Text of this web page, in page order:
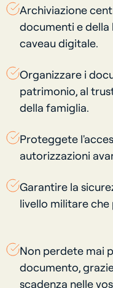
Archiviazione
documenti e
caveau digitale.
Organizzare i
patrimonio, al
della famiglia.
Proteggete
autorizzazioni
Garantire la
livello militare
Non perdete mai
documento,
scadenza nelle